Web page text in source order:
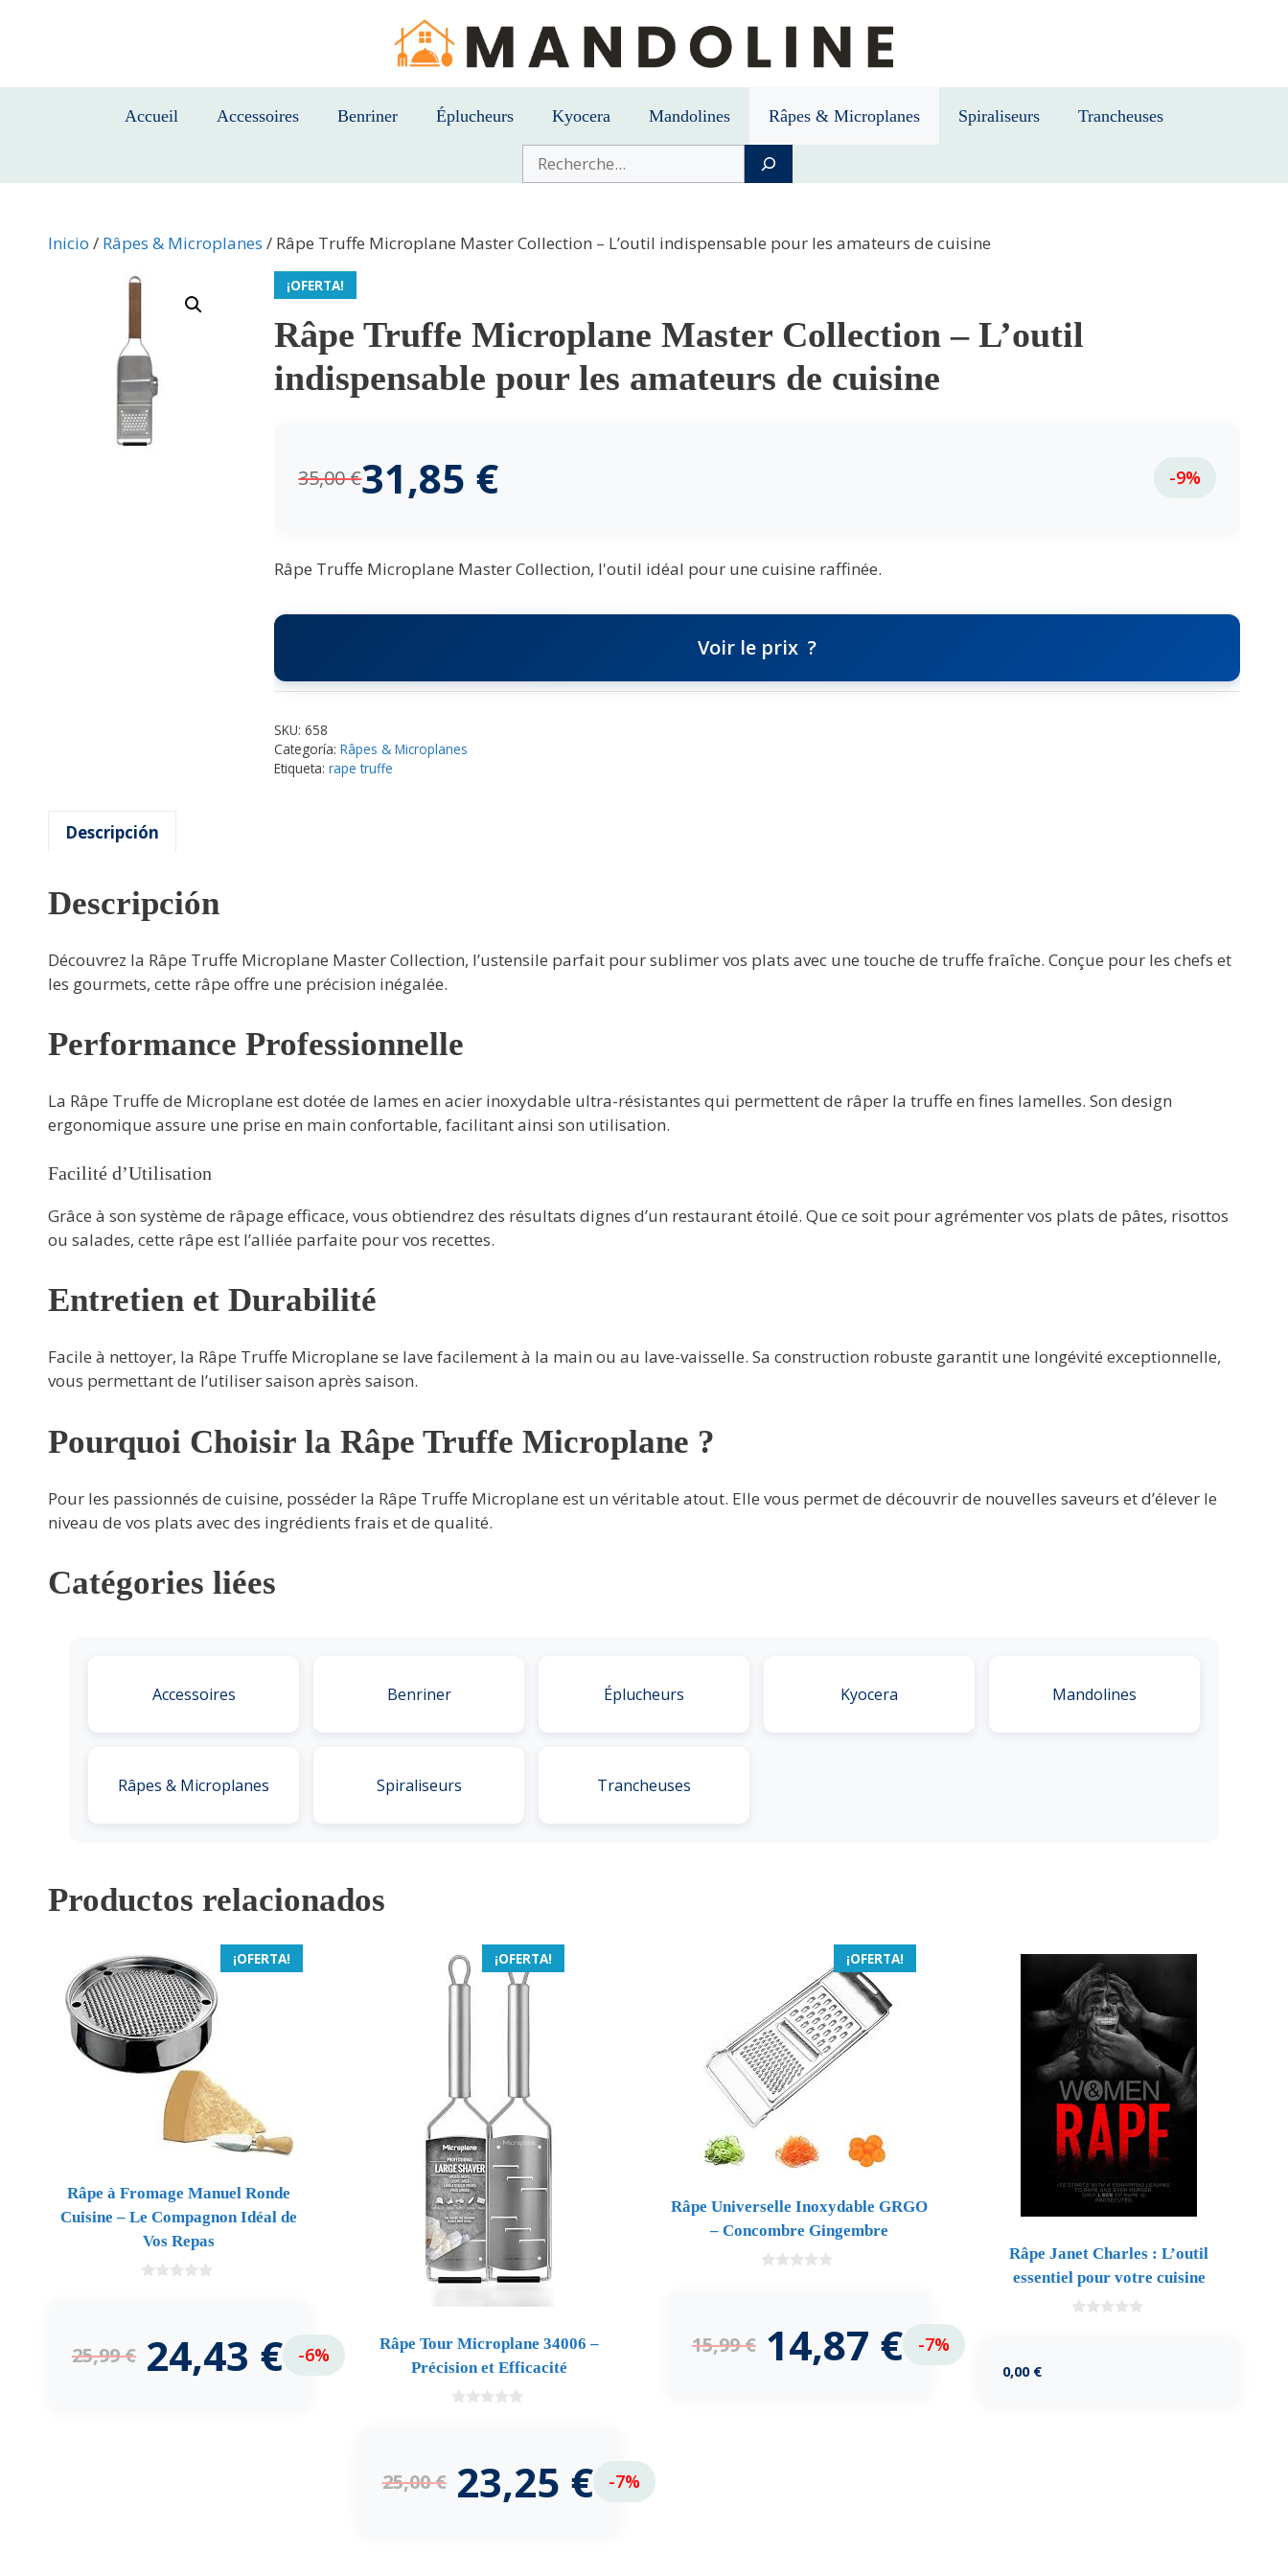
Accueil Accessoires Benriner Éplucheurs Kyocera Mandolines Râpes & Microplanes Spiraliseurs Trancheuses
Buscar
Inicio / Râpes & Microplanes / Râpe Truffe Microplane Master Collection – L’outil indispensable pour les amateurs de cuisine
¡OFERTA!
Râpe Truffe Microplane Master Collection – L’outil
indispensable pour les amateurs de cuisine
35,00€31,85 € -9%
Râpe Truffe Microplane Master Collection, l'outil idéal pour une cuisine raffinée.
Voir le prix
SKU:658
Categoría:Râpes & Microplanes
Etiqueta:rape truffe
Descripción
Descripción
Découvrez la Râpe Truffe Microplane Master Collection, l’ustensile parfait pour sublimer vos plats avec une touche de truffe fraîche. Conçue pour les chefs et
les gourmets, cette râpe offre une précision inégalée.
Performance Professionnelle
La Râpe Truffe de Microplane est dotée de lames en acier inoxydable ultra-résistantes qui permettent de râper la truffe en fines lamelles. Son design
ergonomique assure une prise en main confortable, facilitant ainsi son utilisation.
Facilité d’Utilisation
Grâce à son système de râpage efficace, vous obtiendrez des résultats dignes d’un restaurant étoilé. Que ce soit pour agrémenter vos plats de pâtes, risottos
ou salades, cette râpe est l’alliée parfaite pour vos recettes.
Entretien et Durabilité
Facile à nettoyer, la Râpe Truffe Microplane se lave facilement à la main ou au lave-vaisselle. Sa construction robuste garantit une longévité exceptionnelle,
vous permettant de l’utiliser saison après saison.
Pourquoi Choisir la Râpe Truffe Microplane ?
Pour les passionnés de cuisine, posséder la Râpe Truffe Microplane est un véritable atout. Elle vous permet de découvrir de nouvelles saveurs et d’élever le
niveau de vos plats avec des ingrédients frais et de qualité.
Catégories liées
Accessoires Benriner Éplucheurs Kyocera Mandolines
Râpes & Microplanes Spiraliseurs Trancheuses
Productos relacionados
¡OFERTA!
Râpe à Fromage Manuel Ronde
Cuisine – Le Compagnon Idéal de
Vos Repas
25,99€ 24,43 € -6%
¡OFERTA!
Râpe Tour Microplane 34006 –
Précision et Efficacité
25,00€ 23,25 € -7%
¡OFERTA!
Râpe Universelle Inoxydable GRGO
– Concombre Gingembre
15,99€ 14,87 € -7%
Râpe Janet Charles : L’outil
essentiel pour votre cuisine
0,00 €